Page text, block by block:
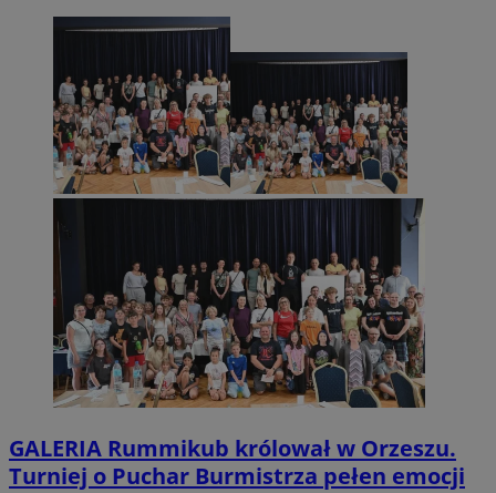
GALERIA Rummikub królował w Orzeszu.
Turniej o Puchar Burmistrza pełen emocji